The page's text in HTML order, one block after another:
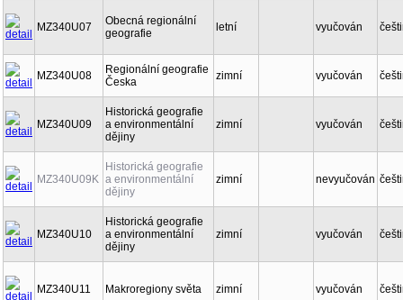
MZ340U07
Obecná regionální
geografie
letní vyučován
MZ340U08
Regionální geografie
Česka
zimní vyučován
MZ340U09
Historická geografie
a environmentální
dějiny
zimní vyučován
MZ340U09K
Historická geografie
a environmentální
dějiny
zimní nevyučován
MZ340U10
Historická geografie
a environmentální
dějiny
zimní vyučován
MZ340U11 Makroregiony světa zimní vyučován